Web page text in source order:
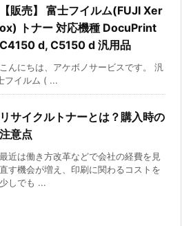
【販売】 富士フイルム(FUJI Xer
ox) トナー 対応機種 DocuPrint
C4150 d, C5150 d 汎用品
こんにちは、アケボノサービスです。 汎
フイルム ( ...
リサイクルトナーとは？購入時の
注意点
最近は働き方改革などで会社の経費を見
直す機会が増え、印刷に関わるコストを
少しでも ...